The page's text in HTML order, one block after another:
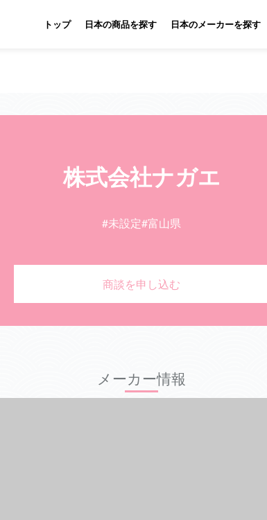
トップ 日本の商品を探す 日本のメーカーを探す
株式会社ナガエ
#未設定#富山県
商談を申し込む
メーカー情報